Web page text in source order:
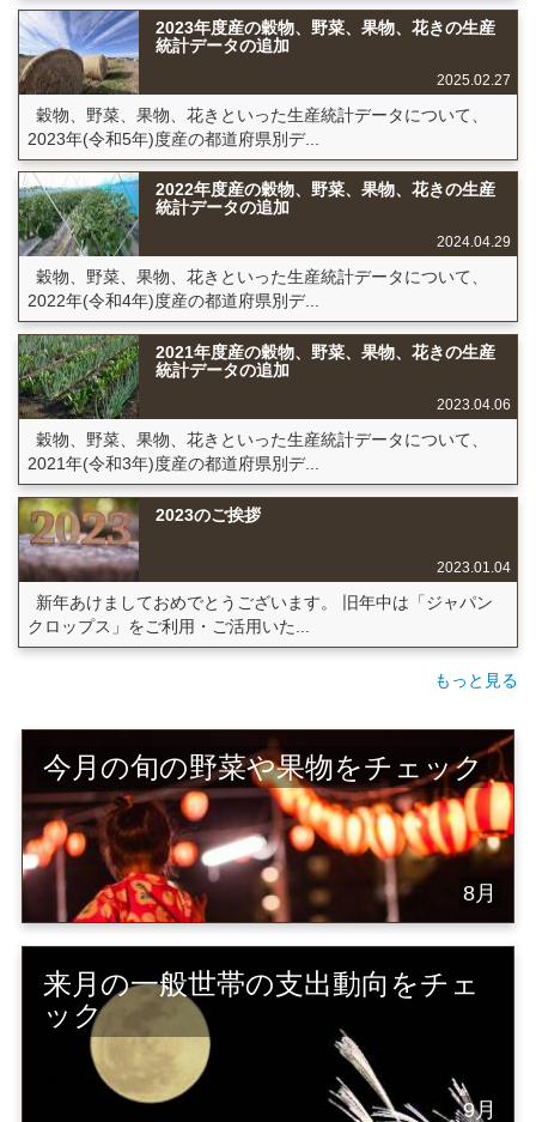
2023年度産の穀物、野菜、果物、花きの生産
統計データの追加
2025.02.27
穀物、野菜、果物、花きといった生産統計データについて、
2023年(令和5年)度産の都道府県別デ...
2022年度産の穀物、野菜、果物、花きの生産
統計データの追加
2024.04.29
穀物、野菜、果物、花きといった生産統計データについて、
2022年(令和4年)度産の都道府県別デ...
2021年度産の穀物、野菜、果物、花きの生産
統計データの追加
2023.04.06
穀物、野菜、果物、花きといった生産統計データについて、
2021年(令和3年)度産の都道府県別デ...
2023のご挨拶
2023.01.04
新年あけましておめでとうございます。 旧年中は「ジャパン
クロップス」をご利用・ご活用いた...
もっと見る
今月の旬の野菜や果物をチェック
8月
来月の一般世帯の支出動向をチェ
ック
9月